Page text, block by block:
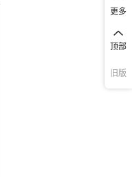
更多
顶部
旧版